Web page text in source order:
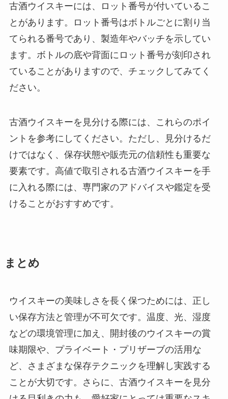
古酒ウイスキーには、ロット番号が付いているこ
とがあります。ロット番号はボトルごとに割り当
てられる番号であり、製造年やバッチを示してい
ます。ボトルの底や背面にロット番号が刻印され
ていることがありますので、チェックしてみてく
ださい。
古酒ウイスキーを見分ける際には、これらのポイ
ントを参考にしてください。ただし、見分けるだ
けではなく、保存状態や販売元の信頼性も重要な
要素です。高値で取引される古酒ウイスキーを手
に入れる際には、専門家のアドバイスや鑑定を受
けることがおすすめです。
まとめ
ウイスキーの美味しさを長く保つためには、正し
い保存方法と管理が不可欠です。温度、光、湿度
などの環境管理に加え、開封後のウイスキーの賞
味期限や、プライベート・プリザーブの活用な
ど、さまざまな保存テクニックを理解し実践する
ことが大切です。さらに、古酒ウイスキーを見分